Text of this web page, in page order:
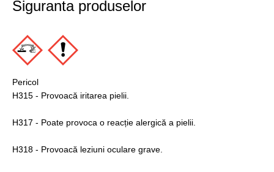
Siguranta produselor
Pericol
H315 - Provoacă iritarea pielii.
H317 - Poate provoca o reacție alergică a pielii.
H318 - Provoacă leziuni oculare grave.